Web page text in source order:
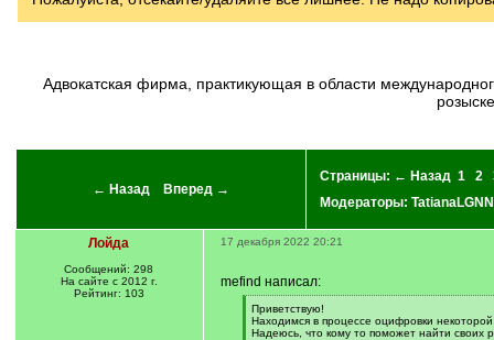
адвокатская фирма, практикующая в области международного частного права, занималась в т.ч. вопросами наследства граждан СССР от граждан др.государств, печатало свои объявления о
← Назад Вперед →
Страницы: ← Назад 1 2
Модераторы: TatianaLGNN
Лойда
Сообщений: 298
На сайте с 2012 г.
Рейтинг: 103
17 декабря 2022 20:21
mefind написал:
[
q
]
Приветствую!
Находимся в процессе оцифровки некоторой
Надеюсь, что кому то поможет найти своих